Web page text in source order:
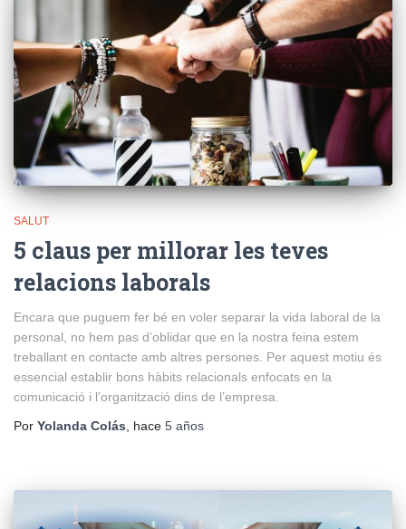
SALUT
5 claus per millorar les teves
relacions laborals
Encara que puguem fer bé en voler separar la vida laboral de la
personal, no hem pas d’oblidar que en la nostra feina estem
treballant en contacte amb altres persones. Per aquest motiu és
essencial establir bons hàbits relacionals enfocats en la
comunicació i l’organització dins de l’empresa.
Por Yolanda Colás, hace 5 años